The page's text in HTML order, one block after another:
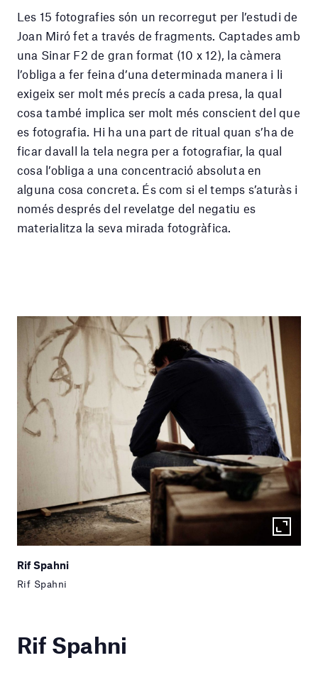
Les 15 fotografies són un recorregut per l’estudi de
Joan Miró fet a través de fragments. Captades amb
una Sinar F2 de gran format (10 x 12), la càmera
l’obliga a fer feina d’una determinada manera i li
exigeix ser molt més precís a cada presa, la qual
cosa també implica ser molt més conscient del que
es fotografia. Hi ha una part de ritual quan s’ha de
ficar davall la tela negra per a fotografiar, la qual
cosa l’obliga a una concentració absoluta en
alguna cosa concreta. És com si el temps s’aturàs i
només després del revelatge del negatiu es
materialitza la seva mirada fotogràfica.
Rif Spahni
Rif Spahni
Rif Spahni